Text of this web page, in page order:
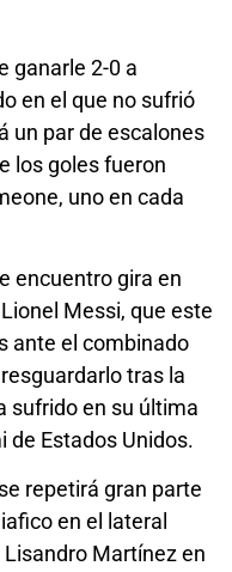
ganarle 2-0 a
en el que no sufrió
un par de escalones
los goles fueron
uno en cada
encuentro gira en
Messi, que este
ante el combinado
tras la
sufrido en su última
de Estados Unidos.
repetirá gran parte
en el lateral
Martínez en